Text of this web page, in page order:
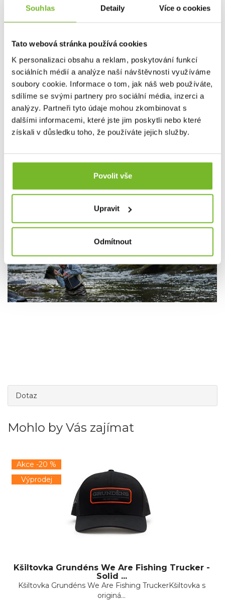
Souhlas Detaily Více o cookies
Tato webová stránka používá cookies
K personalizaci obsahu a reklam, poskytování funkcí
sociálních médií a analýze naší návštěvnosti využíváme
soubory cookie. Informace o tom, jak náš web používáte,
sdílíme se svými partnery pro sociální média, inzerci a
analýzy. Partneři tyto údaje mohou zkombinovat s
dalšími informacemi, které jste jim poskytli nebo které
získali v důsledku toho, že používáte jejich služby.
Povolit vše
Upravit
Odmítnout
bund a až po broďáky, které vám umožní soustředit se
značky Grundéns také skvělé lifestyle produkty, jako jsou
stylové mikiny, trička a čepice. Tyto kousky nejenže
poskytují komfort a praktičnost, ale také umožňují rybářům
a outdoorovým nadšencům nosit oblečení, které reflektuje
jejich vášeň pro rybaření i v běžném životě.
Grundéns díky svému závazku k inovacím, použitým
materiálům, udržitelnosti a kvalitě je oblíbenou
volbou profesionálních i sportovních rybářů po celém
světě.Bez ohledu na to, zda jste na vodě nebo trávíte čas
ve městě, Grundéns nabízí produkty, které vás udrží v
nejlepší rybářské oblečení na trhu.
Společnost MORIS design s.r.o., provozovateleshopu
SAVETHEDAY.CZ je hrdý exkluzivní distributor značky
Grundéns pro Českou republiku a Slovensko.
Dotaz
Mohlo by Vás zajímat
Akce -20 %
Výprodej
Kšiltovka Grundéns We Are Fishing Trucker -
Solid ...
Kšiltovka Grundéns We Are Fishing TruckerKšiltovka s
originá...